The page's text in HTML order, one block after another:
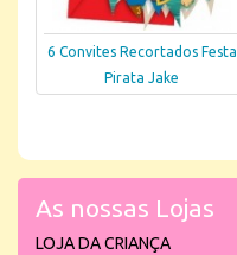
6 Convites Recortados Festa
Pirata Jake
As nossas Lojas
LOJA DA CRIANÇA